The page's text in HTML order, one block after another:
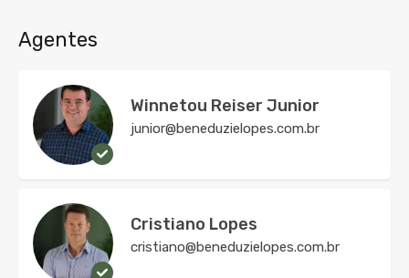
Agentes
Winnetou Reiser Junior
junior@beneduzielopes.com.br
Cristiano Lopes
cristiano@beneduzielopes.com.br